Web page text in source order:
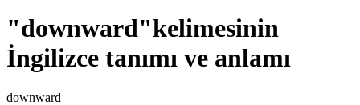
"downward"kelimesinin
İngilizce tanımı ve anlamı
downward